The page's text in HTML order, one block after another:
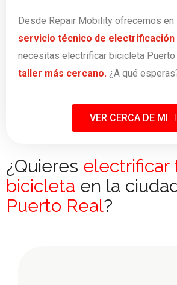
Desde Repair Mobility ofrecemos en
servicio técnico de electrificación
necesitas electrificar bicicleta Puerto
taller más cercano. ¿A qué
VER CERCA DE MI
¿Quieres electrificar
bicicleta en la
Puerto Real?